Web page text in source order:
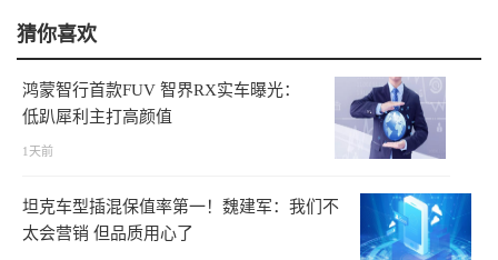
猜你喜欢
鸿蒙智行首款FUV 智界RX实车曝光：
低趴犀利主打高颜值
1天前
坦克车型插混保值率第一！魏建军：我们不
太会营销 但品质用心了